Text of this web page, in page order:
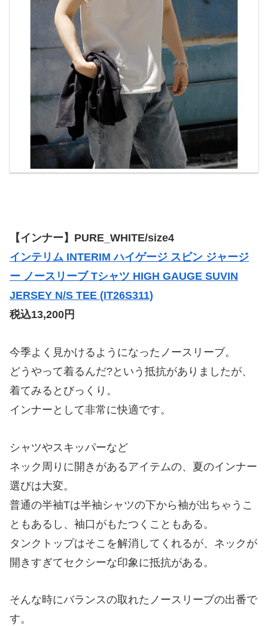
【インナー】PURE_WHITE/size4
インテリム INTERIM ハイゲージ スビン ジャージ
ー ノースリーブ Tシャツ HIGH GAUGE SUVIN
JERSEY N/S TEE (IT26S311)
税込13,200円
今季よく見かけるようになったノースリーブ。
どうやって着るんだ?という抵抗がありましたが、
着てみるとびっくり。
インナーとして非常に快適です。
シャツやスキッパーなど
ネック周りに開きがあるアイテムの、夏のインナー
選びは大変。
普通の半袖Tは半袖シャツの下から袖が出ちゃうこ
ともあるし、袖口がもたつくこともある。
タンクトップはそこを解消してくれるが、ネックが
開きすぎてセクシーな印象に抵抗がある。
そんな時にバランスの取れたノースリーブの出番で
す。